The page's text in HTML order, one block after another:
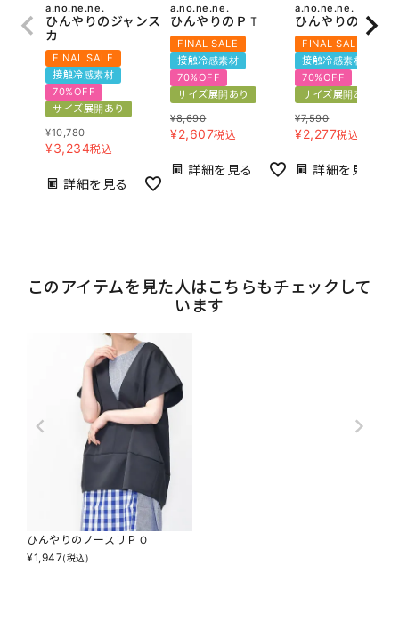
a.no.ne.ne.
ひんやりのジャンス
カ
FINAL SALE
接触冷感素材
70%OFF
サイズ展開あり
¥10,780
¥3,234税込
詳細を見る
a.no.ne.ne.
ひんやりのＰＴ
FINAL SALE
接触冷感素材
70%OFF
サイズ展開あり
¥8,690
¥2,607税込
詳細を見る
a.no.ne.ne.
ひんやりのＳＫ
FINAL SALE
接触冷感素材
70%OFF
サイズ展開あり
¥7,590
¥2,277税込
詳細を見る
このアイテムを見た人はこちらもチェックして
います
ひんやりのノースリＰＯ
¥1,947(税込)